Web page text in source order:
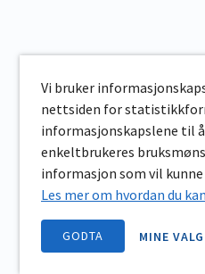
Vi bruker
nettsiden for
informasjonskapslene til
enkeltbrukeres
informasjon som vil
Les mer om hvordan du
GODTA MINE VALG